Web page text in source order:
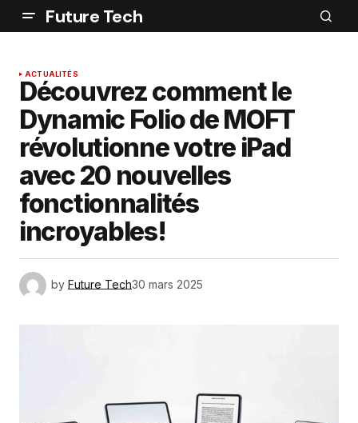
Future Tech
ACTUALITÉS
Découvrez comment le
Dynamic Folio de MOFT
révolutionne votre iPad
avec 20 nouvelles
fonctionnalités
incroyables!
by Future Tech30 mars 2025